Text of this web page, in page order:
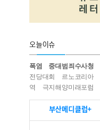
오늘이슈
폭염 중대범죄수사청
전당대회
르노코리아
역
극지해양미래포럼
부산메디클럽+